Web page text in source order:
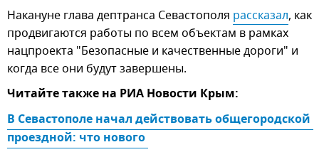
Накануне глава дептранса Севастополя рассказал, как
продвигаются работы по всем объектам в рамках
нацпроекта "Безопасные и качественные дороги" и
когда все они будут завершены.
Читайте также на РИА Новости Крым:
В Севастополе начал действовать общегородской
проездной: что нового